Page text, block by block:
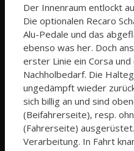
Der Innenraum entlockt
Die optionalen Recaro
Alu-Pedale und das
ebenso was her. Doch
erster Linie ein Corsa und
Nachholbedarf. Die
ungedämpft wieder
sich billig an und sind
(Beifahrerseite), resp.
(Fahrerseite)
Verarbeitung. In Fahrt